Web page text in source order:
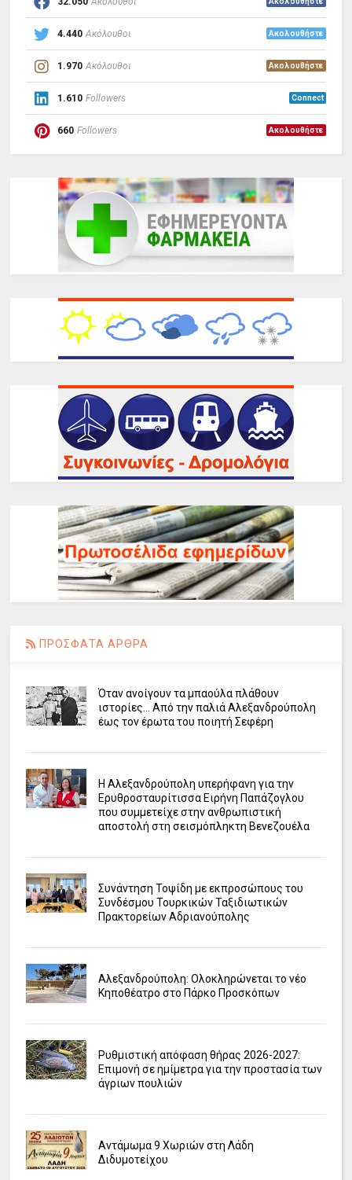
4.440 Ακόλουθοι Ακολουθήστε
1.970 Ακόλουθοι Ακολουθήστε
1.610 Followers Connect
660 Followers Ακολουθήστε
ΠΡΟΣΦΑΤΑ ΑΡΘΡΑ
Όταν ανοίγουν τα μπαούλα πλάθουν
ιστορίες... Από την παλιά Αλεξανδρούπολη
έως τον έρωτα του ποιητή Σεφέρη
Η Αλεξανδρούπολη υπερήφανη για την
Ερυθροσταυρίτισσα Ειρήνη Παπάζογλου
που συμμετείχε στην ανθρωπιστική
αποστολή στη σεισμόπληκτη Βενεζουέλα
Συνάντηση Τοψίδη με εκπροσώπους του
Συνδέσμου Τουρκικών Ταξιδιωτικών
Πρακτορείων Αδριανούπολης
Αλεξανδρούπολη: Ολοκληρώνεται το νέο
Κηποθέατρο στο Πάρκο Προσκόπων
Ρυθμιστική απόφαση θήρας 2026-2027:
Επιμονή σε ημίμετρα για την προστασία των
άγριων πουλιών
Αντάμωμα 9 Χωριών στη Λάδη
Διδυμοτείχου